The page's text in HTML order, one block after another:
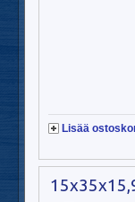
Lisää